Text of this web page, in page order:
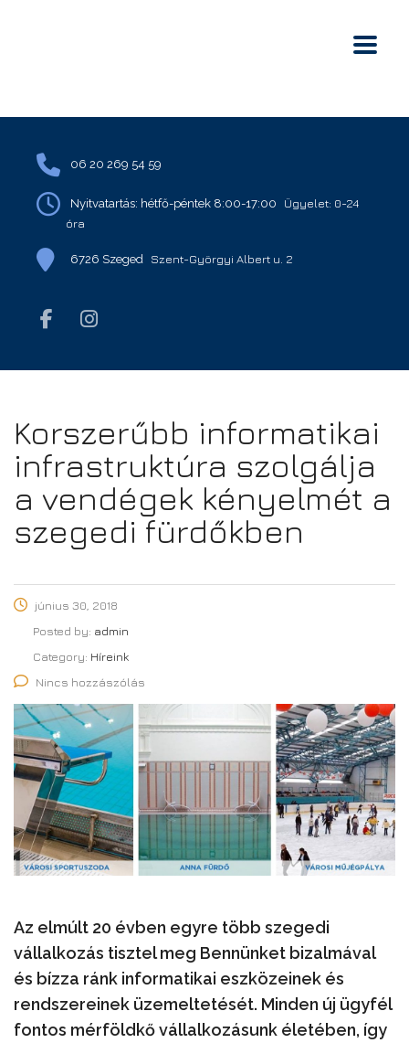
06 20 269 54 59
Nyitvatartás: hétfő-péntek 8:00-17:00
Ügyelet: 0-24
óra
6726 Szeged Szent-Györgyi Albert u. 2
Korszerűbb informatikai
infrastruktúra szolgálja
a vendégek kényelmét a
szegedi fürdőkben
június 30, 2018
Posted by: admin
Category: Híreink
Nincs hozzászólás
Az elmúlt 20 évben egyre több szegedi
vállalkozás tisztel meg Bennünket bizalmával
és bízza ránk informatikai eszközeinek és
rendszereinek üzemeltetését. Minden új ügyfél
fontos mérföldkő vállalkozásunk életében, így